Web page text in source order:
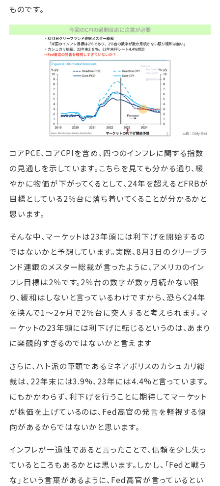
ものです。
コアPCE、コアCPIを含め、四つのインフレに関する指数
の見通しを示しています。こちらを見ても分かる通り、緩
やかに物価が下がってくるとして、24年を超えるとFRBが
目標としている2％台に落ち着いてくることが分かるかと
思います。
そんな中、マーケットは23年頭には利下げを開始するの
ではないかと予想しています。実際、8月3日のクリーブラ
ンド連銀のメスター総裁が言ったように、アメリカのイン
フレ目標は2％です。2％台の数字が数ヶ月続かない限
り、緩和はしないと言っているわけですから、恐らく24年
を挟んで1～2ヶ月で2％台に突入すると考えられます。マ
ーケットの23年頭には利下げに転じるというのは、あまり
に楽観的すぎるのではないかと言えます
さらに、ハト派の筆頭であるミネアポリスのカシュカリ総
裁は、22年末には3.9%、23年には4.4%と言っています。
にもかかわらず、利下げを行うことに期待してマーケット
が株価を上げているのは、Fed高官の発言を軽視する傾
向があるからではないかと思います。
インフレが一過性であると言ったことで、信頼を少し失っ
ているところもあるかとは思います。しかし、「Fedと戦う
な」という言葉があるように、Fed高官が言っているとい